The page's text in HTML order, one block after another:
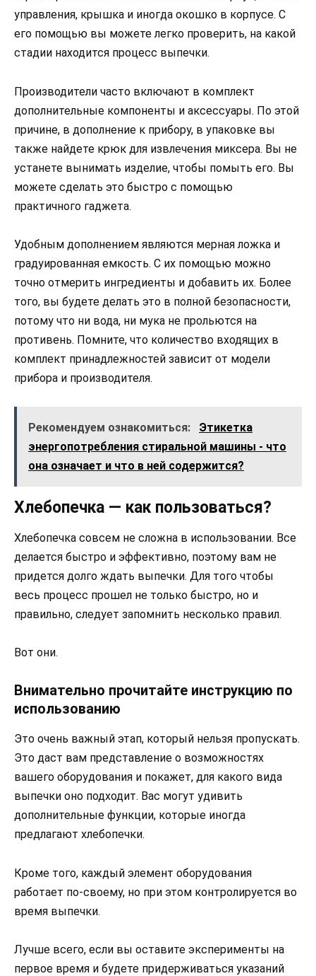
управления, крышка и иногда окошко в корпусе. С
его помощью вы можете легко проверить, на какой
стадии находится процесс выпечки.
Производители часто включают в комплект
дополнительные компоненты и аксессуары. По этой
причине, в дополнение к прибору, в упаковке вы
также найдете крюк для извлечения миксера. Вы не
устанете вынимать изделие, чтобы помыть его. Вы
можете сделать это быстро с помощью
практичного гаджета.
Удобным дополнением являются мерная ложка и
градуированная емкость. С их помощью можно
точно отмерить ингредиенты и добавить их. Более
того, вы будете делать это в полной безопасности,
потому что ни вода, ни мука не прольются на
противень. Помните, что количество входящих в
комплект принадлежностей зависит от модели
прибора и производителя.
Рекомендуем ознакомиться:
Этикетка
энергопотребления стиральной машины - что
она означает и что в ней содержится?
Хлебопечка — как пользоваться?
Хлебопечка совсем не сложна в использовании. Все
делается быстро и эффективно, поэтому вам не
придется долго ждать выпечки. Для того чтобы
весь процесс прошел не только быстро, но и
правильно, следует запомнить несколько правил.
Вот они.
Внимательно прочитайте инструкцию по
использованию
Это очень важный этап, который нельзя пропускать.
Это даст вам представление о возможностях
вашего оборудования и покажет, для какого вида
выпечки оно подходит. Вас могут удивить
дополнительные функции, которые иногда
предлагают хлебопечки.
Кроме того, каждый элемент оборудования
работает по-своему, но при этом контролируется во
время выпечки.
Лучше всего, если вы оставите эксперименты на
первое время и будете придерживаться указаний